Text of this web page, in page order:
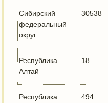
Сибирский
федеральный
округ
30538
Республика
Алтай
18
Республика
494